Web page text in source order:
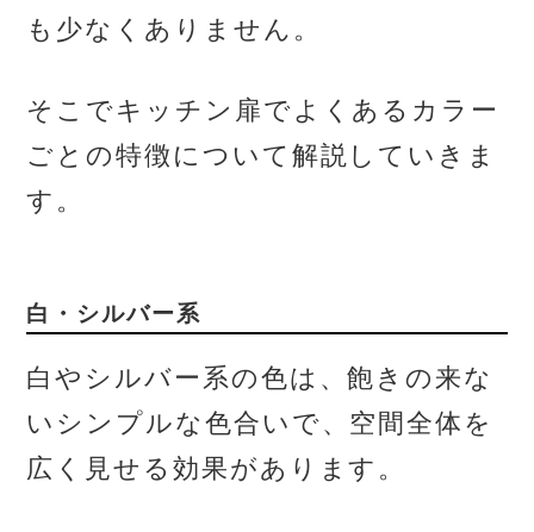
も少なくありません。
そこでキッチン扉でよくあるカラー
ごとの特徴について解説していきま
す。
白・シルバー系
白やシルバー系の色は、飽きの来な
いシンプルな色合いで、空間全体を
広く見せる効果があります。